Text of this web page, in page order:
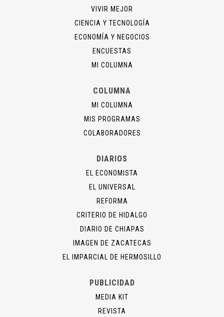
VIVIR MEJOR
CIENCIA Y TECNOLOGÍA
ECONOMÍA Y NEGOCIOS
ENCUESTAS
MI COLUMNA
COLUMNA
MI COLUMNA
MIS PROGRAMAS
COLABORADORES
DIARIOS
EL ECONOMISTA
EL UNIVERSAL
REFORMA
CRITERIO DE HIDALGO
DIARIO DE CHIAPAS
IMAGEN DE ZACATECAS
EL IMPARCIAL DE HERMOSILLO
PUBLICIDAD
MEDIA KIT
REVISTA